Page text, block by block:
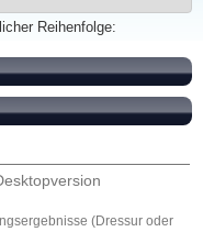
Reihenfolge:
(Dressur oder